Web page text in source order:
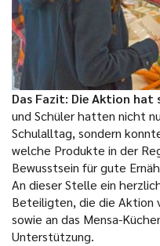
Das Fazit: Die Aktion hat
und Schüler hatten nicht
Schulalltag, sondern
welche Produkte in der
Bewusstsein für gute
An dieser Stelle ein
Beteiligten, die die Aktion
sowie an das Mensa-
Unterstützung.